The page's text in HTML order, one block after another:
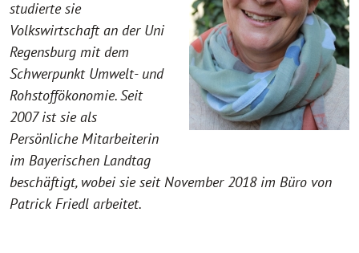
studierte sie
Volkswirtschaft an der Uni
Regensburg mit dem
Schwerpunkt Umwelt- und
Rohstoffökonomie. Seit
2007 ist sie als
Persönliche Mitarbeiterin
im Bayerischen Landtag
beschäftigt, wobei sie seit November 2018 im Büro von
Patrick Friedl arbeitet.